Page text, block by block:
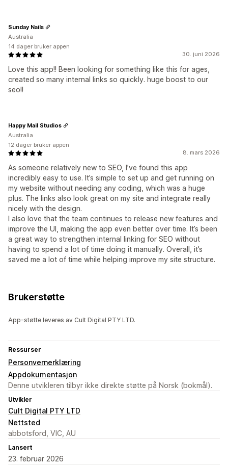
30. juni 2026
Love this app!! Been looking for something like this for ages,
created so many internal links so quickly. huge boost to our
seo!!
Sunday Nails
Australia
14 dager bruker appen
8. mars 2026
As someone relatively new to SEO, I’ve found this app
incredibly easy to use. It’s simple to set up and get running on
my website without needing any coding, which was a huge
plus. The links also look great on my site and integrate really
nicely with the design.
I also love that the team continues to release new features and
improve the UI, making the app even better over time. It’s been
a great way to strengthen internal linking for SEO without
having to spend a lot of time doing it manually. Overall, it’s
saved me a lot of time while helping improve my site structure.
Happy Mail Studios
Australia
12 dager bruker appen
Brukerstøtte
App-støtte leveres av Cult Digital PTY LTD.
Ressurser
Personvernerklæring
Appdokumentasjon
Denne utvikleren tilbyr ikke direkte støtte på Norsk (bokmål).
Utvikler
Cult Digital PTY LTD
Nettsted
abbotsford, VIC, AU
Lansert
23. februar 2026